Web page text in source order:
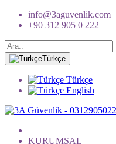
info@3aguvenlik.com
+90 312 905 0 222
Türkçe
Türkçe
English
KURUMSAL